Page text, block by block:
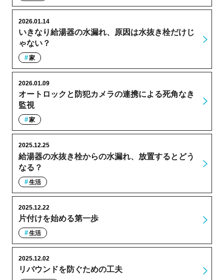
いきなり給湯器の水漏れ、原因は水抜き栓だけじ
ゃない？
2026.01.14
家
オートロックと防犯カメラの連携による死角なき
監視
2026.01.09
家
給湯器の水抜き栓からの水漏れ、放置するとどう
なる？
2025.12.25
生活
片付けを始める第一歩
2025.12.22
生活
リバウンドを防ぐための工夫
2025.12.02